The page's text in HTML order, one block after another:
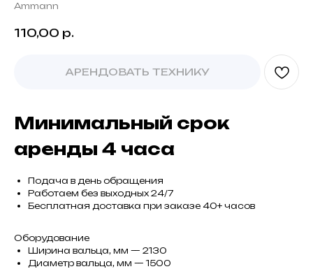
Ammann
110,00 р.
АРЕНДОВАТЬ ТЕХНИКУ
Минимальный срок
аренды 4 часа
Подача в день обращения
Работаем без выходных 24/7
Бесплатная доставка при заказе 40+ часов
Оборудование
Ширина вальца, мм — 2130
Диаметр вальца, мм — 1500